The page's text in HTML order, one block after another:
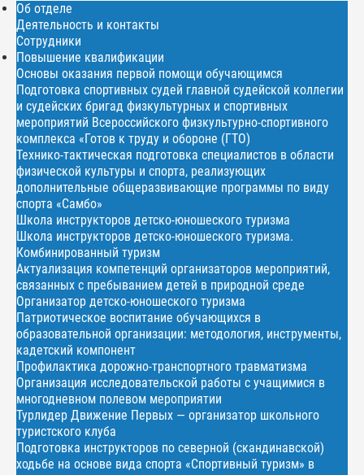
Об отделе
Деятельность и контакты
Сотрудники
Повышение квалификации
Основы оказания первой помощи обучающимся
Подготовка спортивных судей главной судейской коллегии
и судейских бригад физкультурных и спортивных
мероприятий Всероссийского физкультурно-спортивного
комплекса «Готов к труду и обороне (ГТО)
Технико-тактическая подготовка специалистов в области
физической культуры и спорта, реализующих
дополнительные общеразвивающие программы по виду
спорта «Самбо»
Школа инструкторов детско-юношеского туризма
Школа инструкторов детско-юношеского туризма.
Комбинированный туризм
Актуализация компетенций организаторов мероприятий,
связанных с пребыванием детей в природной среде
Организатор детско-юношеского туризма
Патриотическое воспитание обучающихся в
образовательной организации: методология, инструменты,
кадетский компонент
Профилактика дорожно-транспортного травматизма
Организация исследовательской работы с учащимися в
многодневном полевом мероприятии
Турлидер Движение Первых — организатор школьного
туристского клуба
Подготовка инструкторов по северной (скандинавской)
ходьбе на основе вида спорта «Спортивный туризм» в